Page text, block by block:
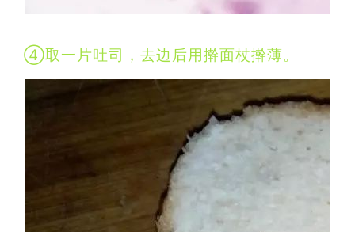
④取一片吐司，去边后用擀面杖擀薄。